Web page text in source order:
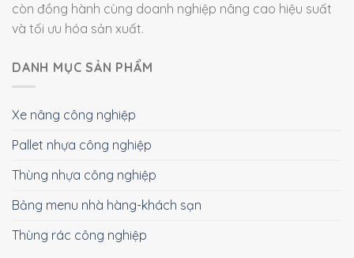
còn đồng hành cùng doanh nghiệp nâng cao hiệu suất
và tối ưu hóa sản xuất.
DANH MỤC SẢN PHẨM
Xe nâng công nghiệp
Pallet nhựa công nghiệp
Thùng nhựa công nghiệp
Bảng menu nhà hàng-khách sạn
Thùng rác công nghiệp